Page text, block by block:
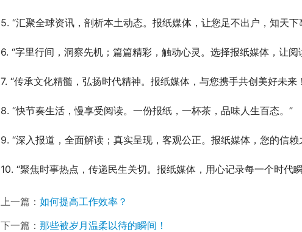
5. “汇聚全球资讯，剖析本土动态。报纸媒体，让您足不出户，知天下
6. “字里行间，洞察先机；篇篇精彩，触动心灵。选择报纸媒体，让阅
7. “传承文化精髓，弘扬时代精神。报纸媒体，与您携手共创美好未来
8. “快节奏生活，慢享受阅读。一份报纸，一杯茶，品味人生百态。”
9. “深入报道，全面解读；真实呈现，客观公正。报纸媒体，您的信赖
10. “聚焦时事热点，传递民生关切。报纸媒体，用心记录每一个时代
上一篇： 如何提高工作效率？
下一篇： 那些被岁月温柔以待的瞬间！